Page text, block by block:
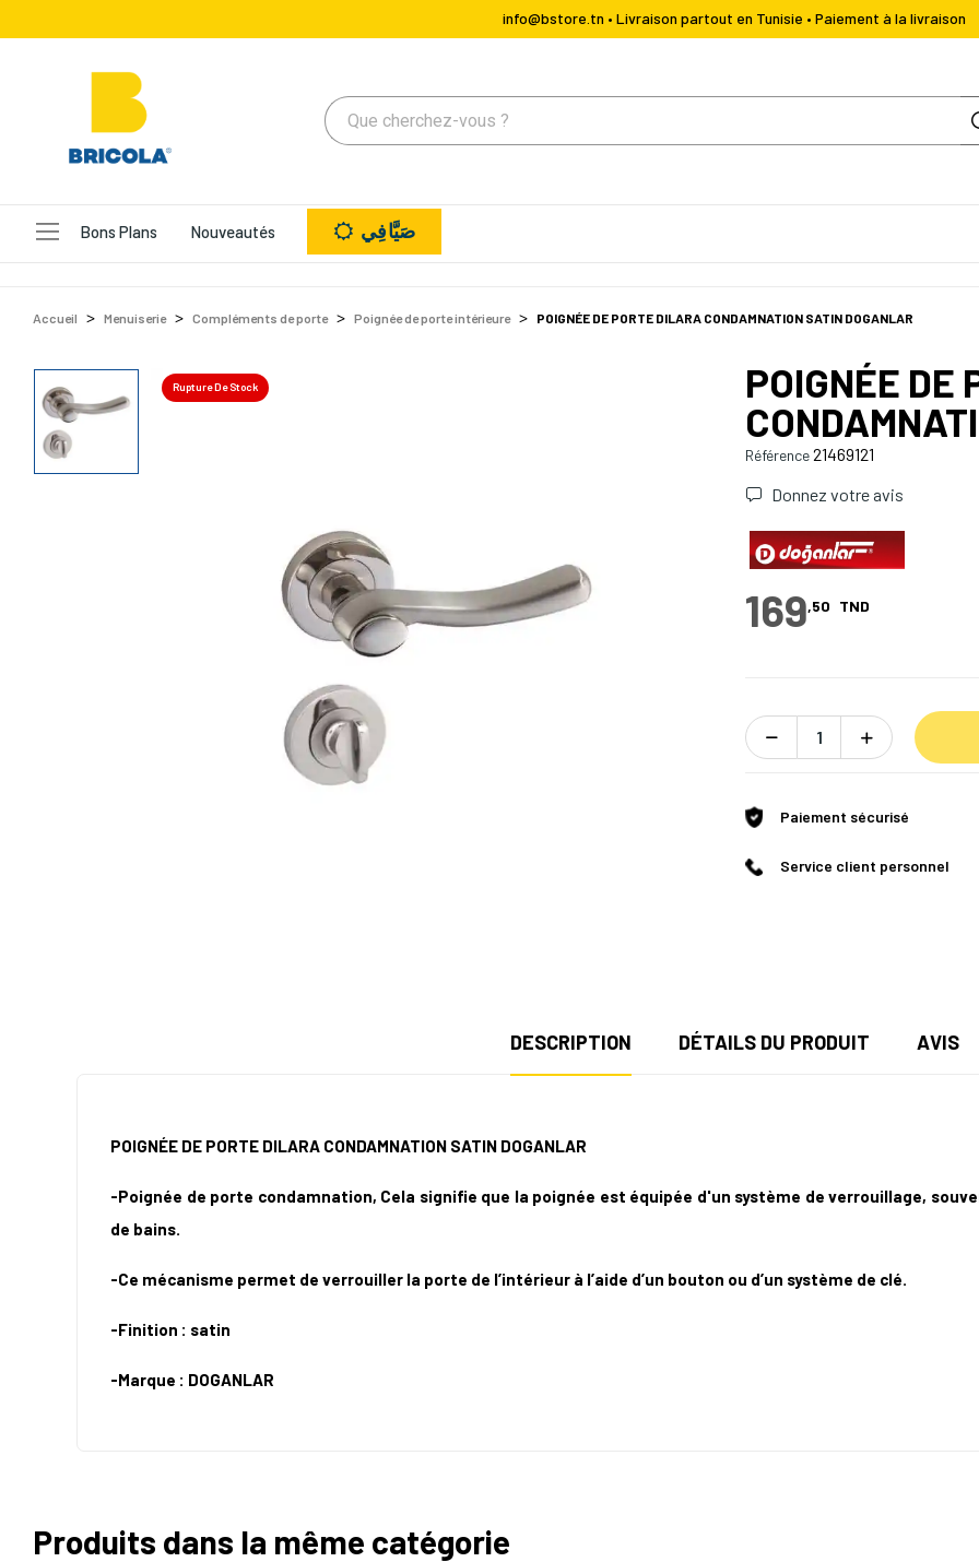
info@bstore.tn • Livraison partout en Tunisie • Paiement à la livraison
Bons Plans Nouveautés صَيَّافِي
Accueil Menuiserie Compléments de porte Poignée de porte intérieure POIGNÉE DE PORTE DILARA CONDAMNATION SATIN DOGANLAR
Rupture De Stock
POIGNÉE DE
Référence21469121
Donnez votre avis
169,50 TND
Paiement sécurisé
Service client personnel
DESCRIPTION DÉTAILS DU PRODUIT AVIS
POIGNÉE DE PORTE DILARA CONDAMNATION SATIN DOGANLAR
-Poignée de porte condamnation, Cela signifie que la poignée est équipée d'un système de verrouillage,
de bains.
-Ce mécanisme permet de verrouiller la porte de l’intérieur à l’aide d’un bouton ou d’un système de clé.
-Finition : satin
-Marque : DOGANLAR
Produits dans la même catégorie